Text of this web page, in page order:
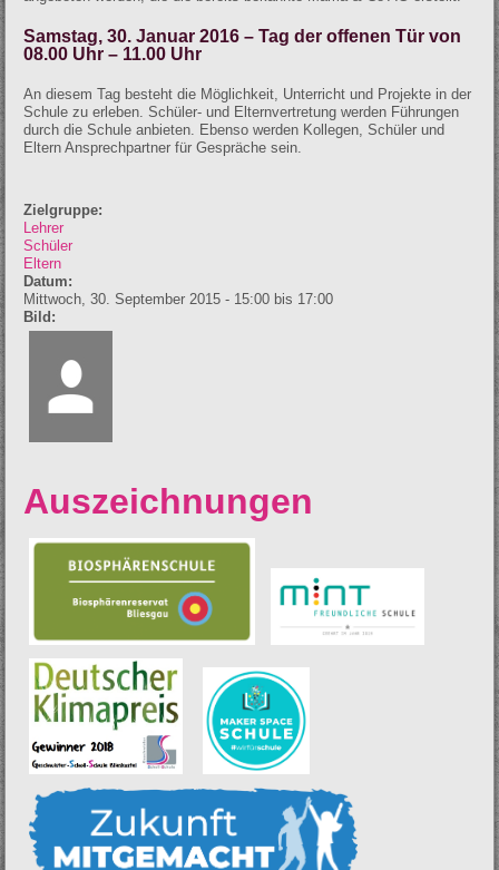
Samstag, 30. Januar 2016 – Tag der offenen Tür von
08.00 Uhr – 11.00 Uhr
An diesem Tag besteht die Möglichkeit, Unterricht und Projekte in der
Schule zu erleben. Schüler- und Elternvertretung werden Führungen
durch die Schule anbieten. Ebenso werden Kollegen, Schüler und
Eltern Ansprechpartner für Gespräche sein.
Zielgruppe:
Lehrer
Schüler
Eltern
Datum:
Mittwoch, 30. September 2015 - 15:00 bis 17:00
Bild:
Auszeichnungen